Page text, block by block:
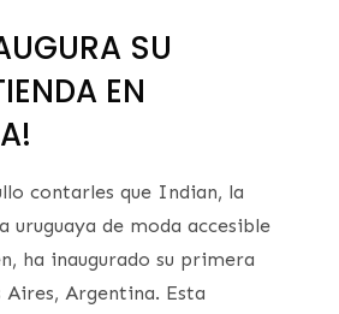
SU
EN
contarles que Indian, la
uruguaya de moda accesible
ha inaugurado su primera
Aires, Argentina. Esta